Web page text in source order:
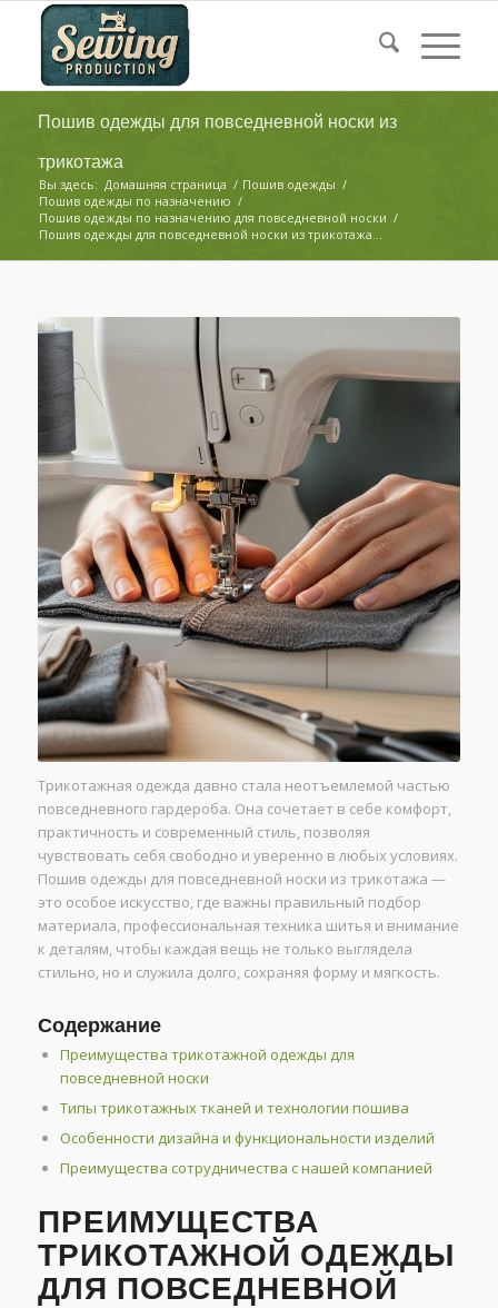
Пошив одежды для повседневной носки из
трикотажа
Вы здесь: Домашняя страница / Пошив одежды /
Пошив одежды по назначению /
Пошив одежды по назначению для повседневной носки /
Пошив одежды для повседневной носки из трикотажа...
Трикотажная одежда давно стала неотъемлемой частью
повседневного гардероба. Она сочетает в себе комфорт,
практичность и современный стиль, позволяя
чувствовать себя свободно и уверенно в любых условиях.
Пошив одежды для повседневной носки из трикотажа —
это особое искусство, где важны правильный подбор
материала, профессиональная техника шитья и внимание
к деталям, чтобы каждая вещь не только выглядела
стильно, но и служила долго, сохраняя форму и мягкость.
Содержание
Преимущества трикотажной одежды для
повседневной носки
Типы трикотажных тканей и технологии пошива
Особенности дизайна и функциональности изделий
Преимущества сотрудничества с нашей компанией
ПРЕИМУЩЕСТВА
ТРИКОТАЖНОЙ ОДЕЖДЫ
ДЛЯ ПОВСЕДНЕВНОЙ